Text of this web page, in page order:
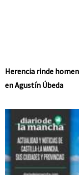
Herencia rinde
en Agustín Úbeda